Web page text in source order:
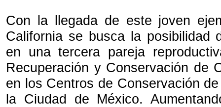
Con la llegada de este joven
California se busca la posibilidad
en una tercera pareja
Recuperación y Conservación de
en los Centros de Conservación
la Ciudad de México.